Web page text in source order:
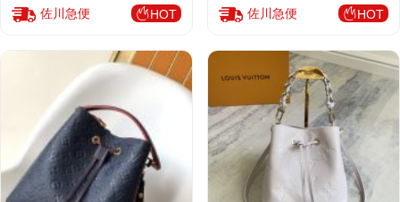
佐川急便 HOT 佐川急便 HOT